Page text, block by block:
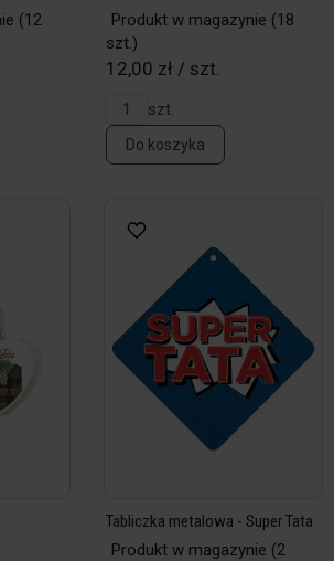
(12
Produkt w magazynie (18
szt.)
12,00 zł / szt.
szt.
Do koszyka
Tabliczka metalowa - Super Tata
Produkt w magazynie (2